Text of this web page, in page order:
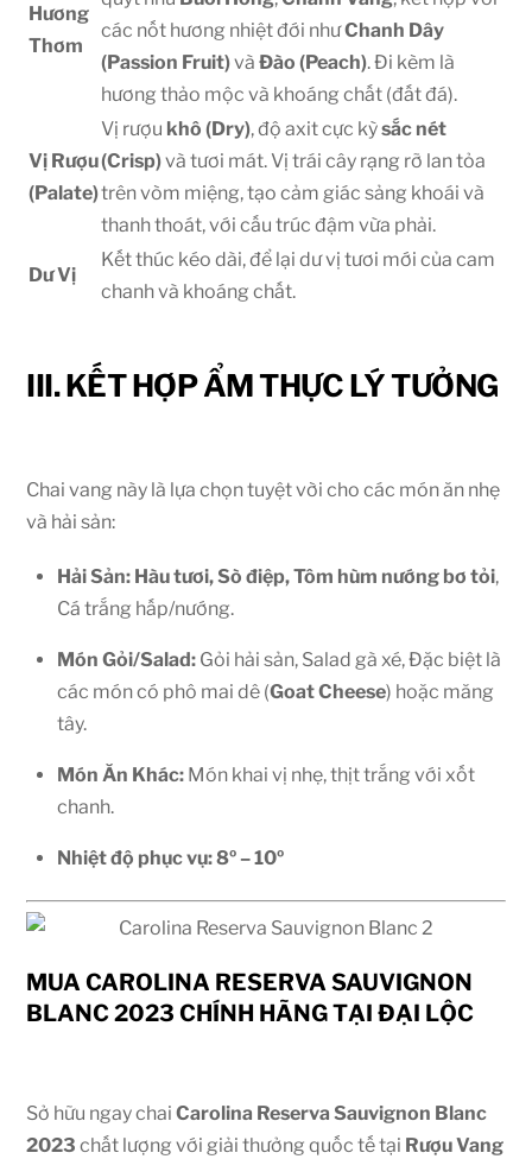
Hương
Thơm
các nốt hương nhiệt đới nhưChanh Dây
(Passion Fruit)vàĐào (Peach). Đi kèm là
hương thảo mộc và khoáng chất (đất đá).
Vị Rượu
(Palate)
Vị rượu khô (Dry), độ axit cực kỳsắc nét
(Crisp)và tươi mát. Vị trái cây rạng rỡ lan tỏa
trên vòm miệng, tạo cảm giác sảng khoái và
thanh thoát, với cấu trúc đậm vừa phải.
Dư Vị
Kết thúc kéo dài, để lại dư vị tươi mới của cam
chanh và khoáng chất.
III. KẾT HỢP ẨM THỰC LÝ TƯỞNG
Chai vang này là lựa chọn tuyệt vời cho các món ăn nhẹ
và hải sản:
Hải Sản: Hàu tươi, Sò điệp, Tôm hùm nướng bơ tỏi,
Cá trắng hấp/nướng.
Món Gỏi/Salad: Gỏi hải sản, Salad gà xé, Đặc biệt là
các món có phô mai dê (Goat Cheese) hoặc măng
tây.
Món Ăn Khác: Món khai vị nhẹ, thịt trắng với xốt
chanh.
Nhiệt độ phục vụ:8º – 10º
MUA CAROLINA RESERVA SAUVIGNON
BLANC 2023 CHÍNH HÃNG TẠI ĐẠI LỘC
Sở hữu ngay chaiCarolina Reserva Sauvignon Blanc
2023 chất lượng với giải thưởng quốc tế tại Rượu Vang